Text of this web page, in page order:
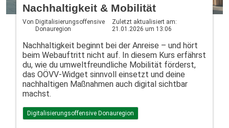
Nachhaltigkeit & Mobilität
Von Digitalisierungsoffensive
Donauregion
Zuletzt aktualisiert am:
21.01.2026 um 13:06
Nachhaltigkeit beginnt bei der Anreise – und hört
beim Webauftritt nicht auf. In diesem Kurs erfährst
du, wie du umweltfreundliche Mobilität förderst,
das OÖVV-Widget sinnvoll einsetzt und deine
nachhaltigen Maßnahmen auch digital sichtbar
machst.
Digitalisierungsoffensive Donauregion